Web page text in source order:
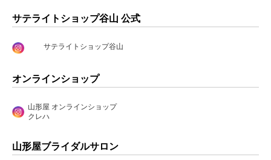
サテライトショップ谷山 公式
サテライトショップ谷山
オンラインショップ
山形屋 オンラインショップ
クレハ
山形屋ブライダルサロン